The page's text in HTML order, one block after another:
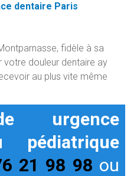
dentaire Paris
fidèle à sa
douleur dentaire ay
au plus vite même
urgence
pédiatrique
21 98 98 ou